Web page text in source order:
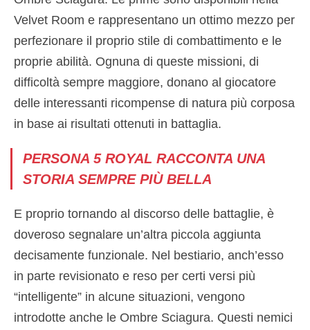
Velvet Room e rappresentano un ottimo mezzo per
perfezionare il proprio stile di combattimento e le
proprie abilità. Ognuna di queste missioni, di
difficoltà sempre maggiore, donano al giocatore
delle interessanti ricompense di natura più corposa
in base ai risultati ottenuti in battaglia.
PERSONA 5 ROYAL RACCONTA UNA
STORIA SEMPRE PIÙ BELLA
E proprio tornando al discorso delle battaglie, è
doveroso segnalare un’altra piccola aggiunta
decisamente funzionale. Nel bestiario, anch’esso
in parte revisionato e reso per certi versi più
“intelligente” in alcune situazioni, vengono
introdotte anche le Ombre Sciagura. Questi nemici